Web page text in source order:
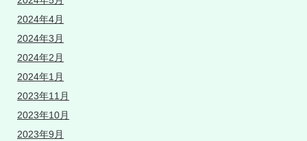
2024年4月
2024年3月
2024年2月
2024年1月
2023年11月
2023年10月
2023年9月